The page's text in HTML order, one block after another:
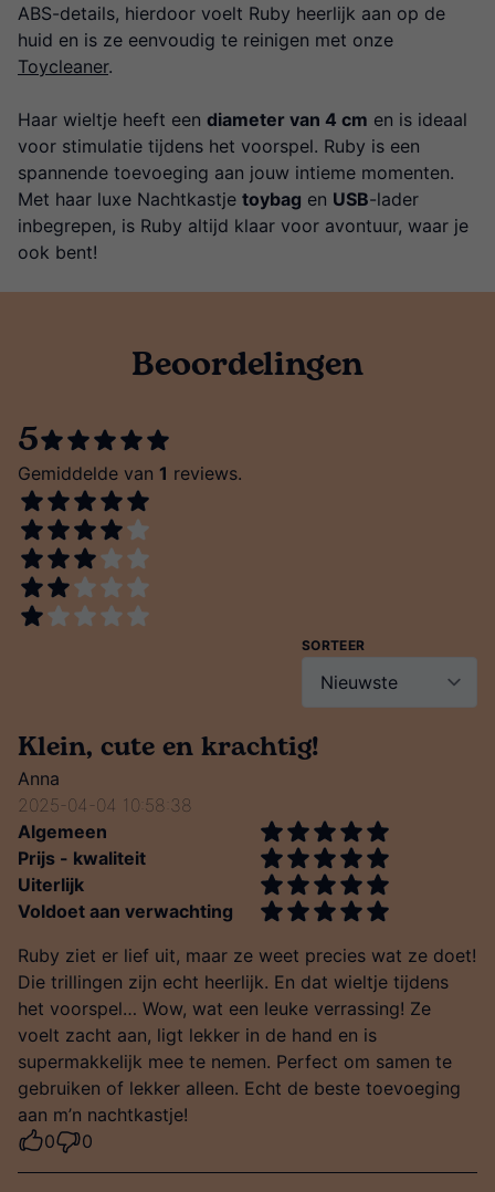
ABS-details, hierdoor voelt Ruby heerlijk aan op de
huid en is ze eenvoudig te reinigen met onze
Toycleaner.
Haar wieltje heeft een diameter van 4 cm en is ideaal
voor stimulatie tijdens het voorspel. Ruby is een
spannende toevoeging aan jouw intieme momenten.
Met haar luxe Nachtkastje toybag en USB-lader
inbegrepen, is Ruby altijd klaar voor avontuur, waar je
ook bent!
Beoordelingen
5
Gemiddelde van 1 reviews.
SORTEER
Klein, cute en krachtig!
Anna
2025-04-04 10:58:38
Algemeen
Prijs - kwaliteit
Uiterlijk
Voldoet aan verwachting
Ruby ziet er lief uit, maar ze weet precies wat ze doet!
Die trillingen zijn echt heerlijk. En dat wieltje tijdens
het voorspel… Wow, wat een leuke verrassing! Ze
voelt zacht aan, ligt lekker in de hand en is
supermakkelijk mee te nemen. Perfect om samen te
gebruiken of lekker alleen. Echt de beste toevoeging
aan m’n nachtkastje!
0
0